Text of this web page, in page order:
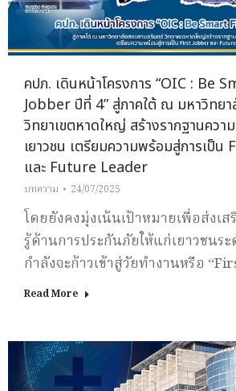
คปภ. เดินหน้าโครงการ “OIC : Be
Jobber ปีที่ 4” สู่ภาคใต้ ณ มหาวิทย
วิทยาเขตหาดใหญ่ สร้างรากฐานควา
เยาวชน เตรียมความพร้อมสู่การเป็
และ Future Leader
บทความ 24/07/2025
โดยยังคงมุ่งเน้นเป้าหมายเพื่อส่งเ
รู้ด้านการประกันภัยให้แก่เยาวชนร
กำลังจะก้าวเข้าสู่วัยทำงานหรือ
Read More